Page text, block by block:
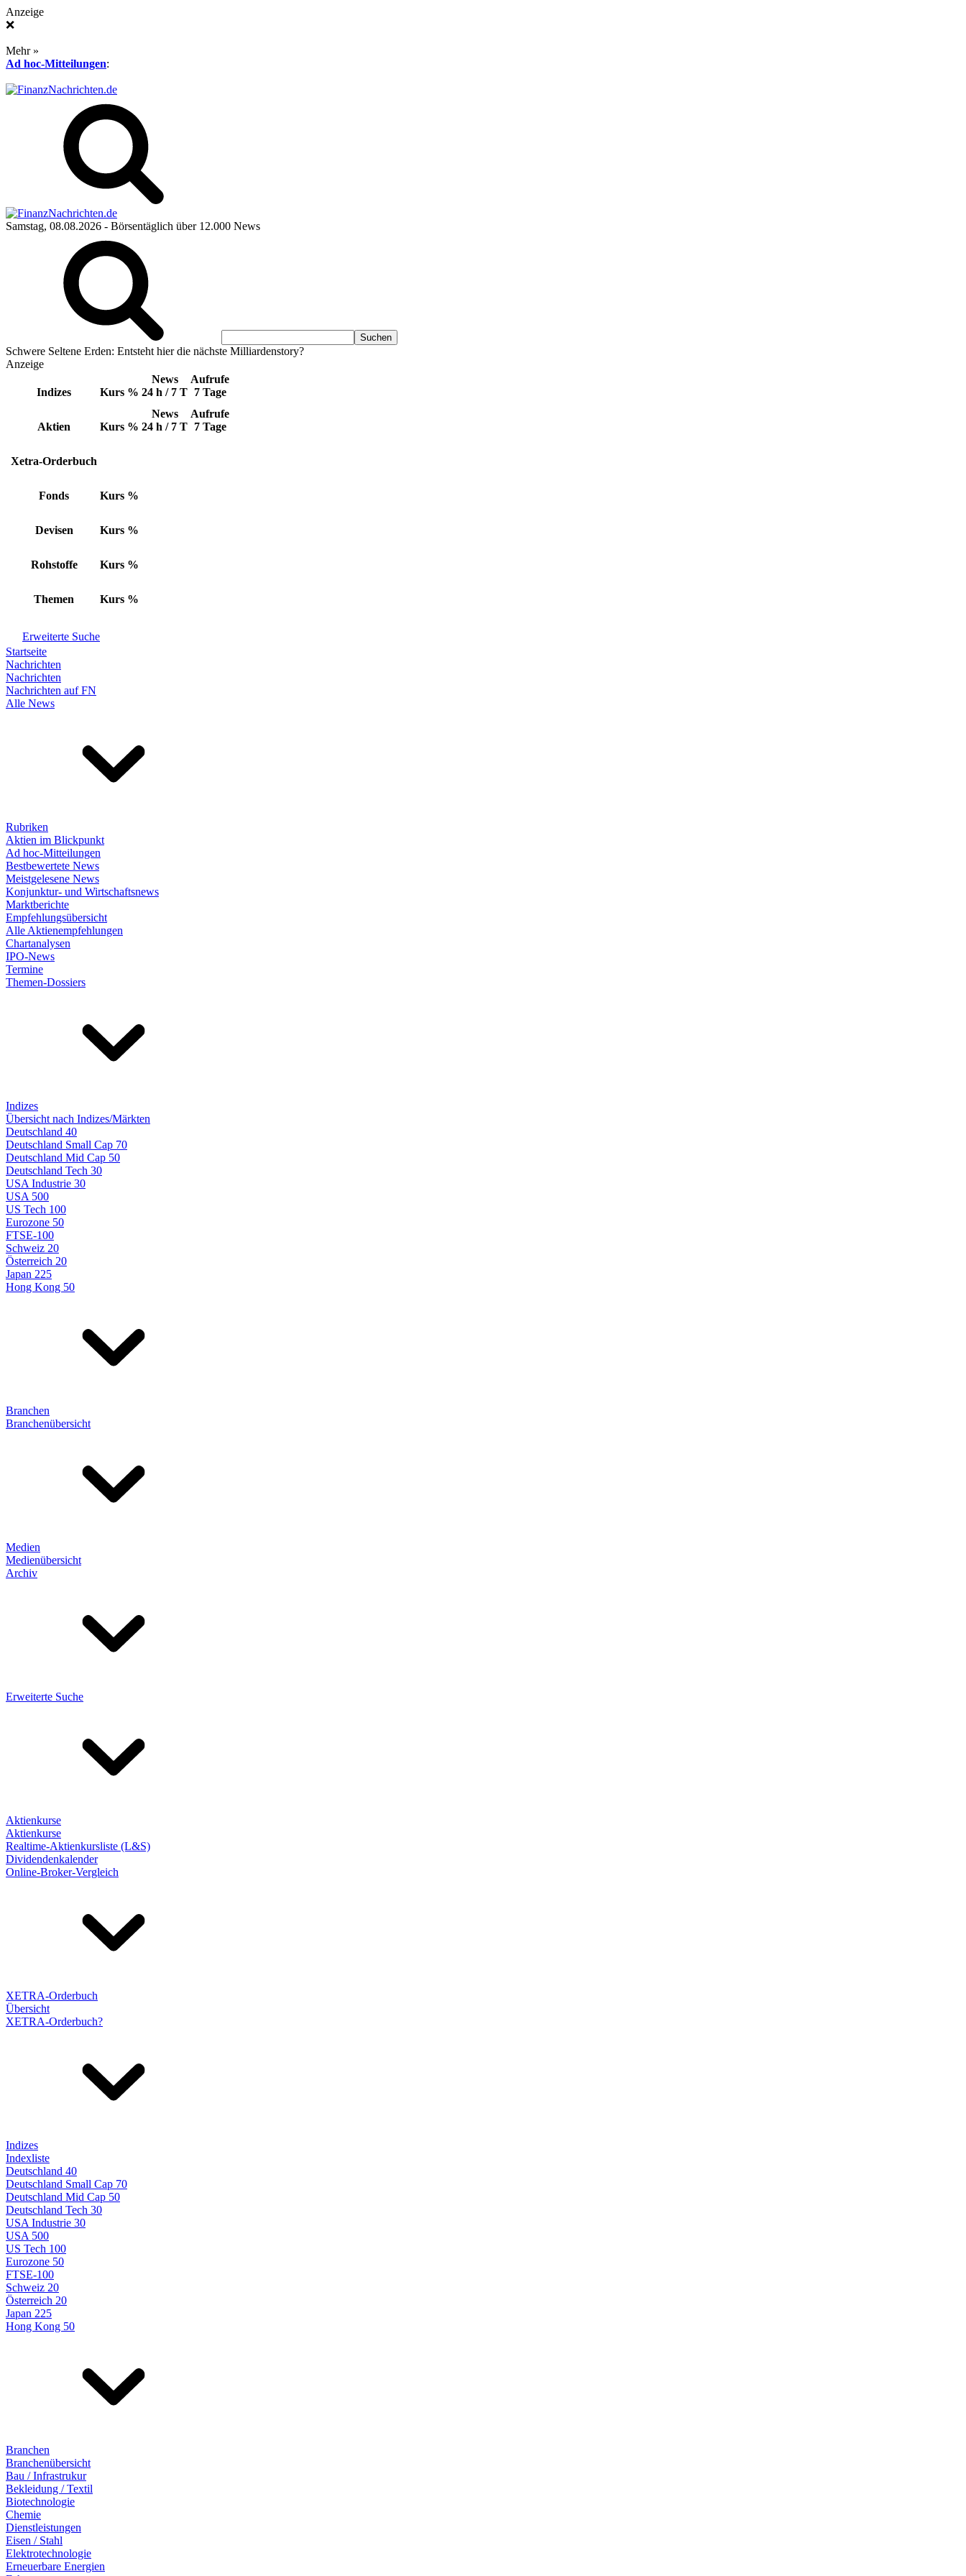
Anzeige
❌
Mehr »
Ad hoc-Mitteilungen:
Samstag, 08.08.2026 - Börsentäglich über 12.000 News
Schwere Seltene Erden: Entsteht hier die nächste Milliardenstory?
Anzeige
Indizes Kurs %
News
24 h / 7 T
Aufrufe
7 Tage
Aktien Kurs %
News
24 h / 7 T
Aufrufe
7 Tage
Xetra-Orderbuch
Fonds Kurs %
Devisen Kurs %
Rohstoffe Kurs %
Themen Kurs %
Erweiterte Suche
Startseite
Nachrichten
Nachrichten
Nachrichten auf FN
Alle News
Rubriken
Aktien im Blickpunkt
Ad hoc-Mitteilungen
Bestbewertete News
Meistgelesene News
Konjunktur- und Wirtschaftsnews
Marktberichte
Empfehlungsübersicht
Alle Aktienempfehlungen
Chartanalysen
IPO-News
Termine
Themen-Dossiers
Indizes
Übersicht nach Indizes/Märkten
Deutschland 40
Deutschland Small Cap 70
Deutschland Mid Cap 50
Deutschland Tech 30
USA Industrie 30
USA 500
US Tech 100
Eurozone 50
FTSE-100
Schweiz 20
Österreich 20
Japan 225
Hong Kong 50
Branchen
Branchenübersicht
Medien
Medienübersicht
Archiv
Erweiterte Suche
Aktienkurse
Aktienkurse
Realtime-Aktienkursliste (L&S)
Dividendenkalender
Online-Broker-Vergleich
XETRA-Orderbuch
Übersicht
XETRA-Orderbuch?
Indizes
Indexliste
Deutschland 40
Deutschland Small Cap 70
Deutschland Mid Cap 50
Deutschland Tech 30
USA Industrie 30
USA 500
US Tech 100
Eurozone 50
FTSE-100
Schweiz 20
Österreich 20
Japan 225
Hong Kong 50
Branchen
Branchenübersicht
Bau / Infrastrukur
Bekleidung / Textil
Biotechnologie
Chemie
Dienstleistungen
Eisen / Stahl
Elektrotechnologie
Erneuerbare Energien